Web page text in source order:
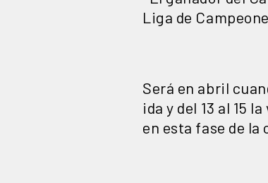
Liga de
Será en abril
ida y del 13 al 15
en esta fase de la